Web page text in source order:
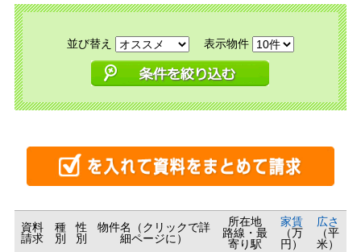
並び替え 表示物件
資料
請求
種
別
性
別
物件名（クリックで詳
細ページに）
所在地
路線・最
寄り駅
家賃
（万
円）
広さ
（平
米）